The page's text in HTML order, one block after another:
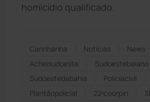
homicídio qualificado.
Carinhanha Notícias
News
Acheisudoeste
Sudoestebaiano
Sudoestedabahia
Políciacivil
Plantãopolicial
22ªcoorpin